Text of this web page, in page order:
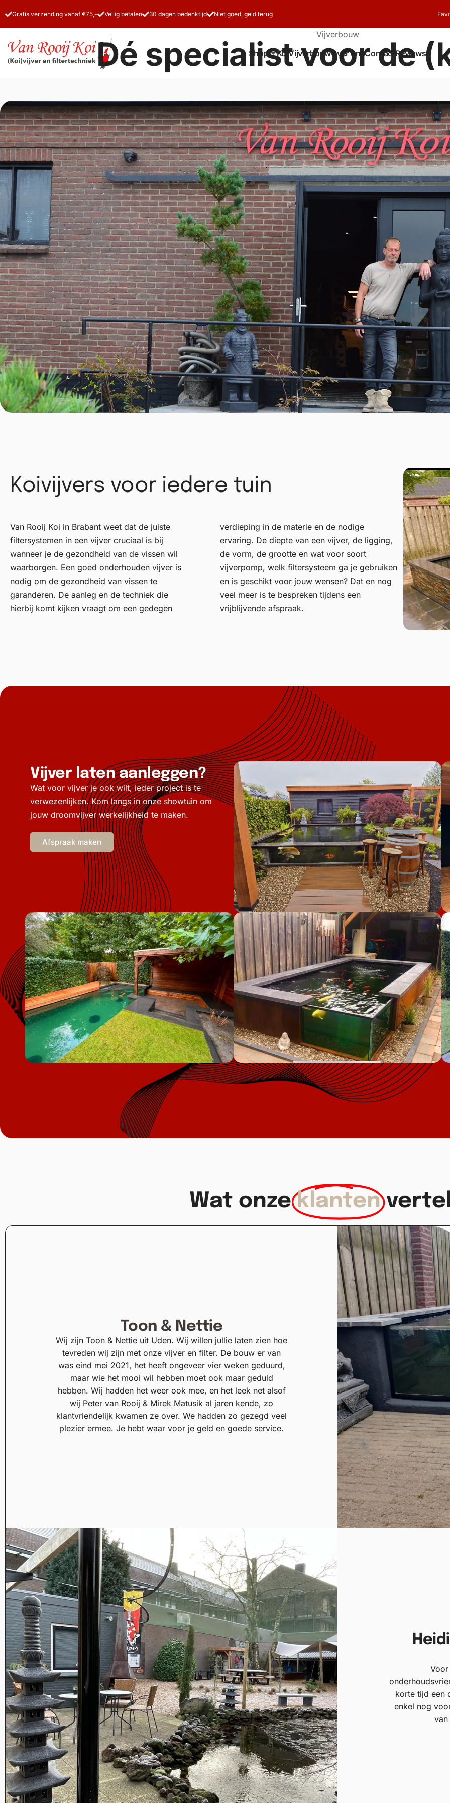
Gratis verzending vanaf €75,- Veilig betalen 30 dagen bedenktijd Niet goed, geld terug
Shop Koi VijverbouwOver onsContact Reviews
Vijverbouw
Dé specialist voor de
Koivijvers voor iedere tuin
Van Rooij Koi in Brabant weet dat de juiste
filtersystemen in een vijver cruciaal is bij
wanneer je de gezondheid van de vissen wil
waarborgen. Een goed onderhouden vijver is
nodig om de gezondheid van vissen te
garanderen. De aanleg en de techniek die
hierbij komt kijken vraagt om een gedegen
verdieping in de materie en de nodige
ervaring. De diepte van een vijver, de ligging,
de vorm, de grootte en wat voor soort
vijverpomp, welk filtersysteem ga je gebruiken
en is geschikt voor jouw wensen? Dat en nog
veel meer is te bespreken tijdens een
vrijblijvende afspraak.
Vijver laten aanleggen?
Wat voor vijver je ook wilt, ieder project is te
verwezenlijken. Kom langs in onze showtuin om
jouw droomvijver werkelijkheid te maken.
Afspraak maken
Wat onze klanten
Toon & Nettie
Wij zijn Toon & Nettie uit Uden. Wij willen jullie laten zien hoe
tevreden wij zijn met onze vijver en filter. De bouw er van
was eind mei 2021, het heeft ongeveer vier weken geduurd,
maar wie het mooi wil hebben moet ook maar geduld
hebben. Wij hadden het weer ook mee, en het leek net alsof
wij Peter van Rooij & Mirek Matusik al jaren kende, zo
klantvriendelijk kwamen ze over. We hadden zo gezegd veel
plezier ermee. Je hebt waar voor je geld en goede service.
korte tijd een
enkel nog
van